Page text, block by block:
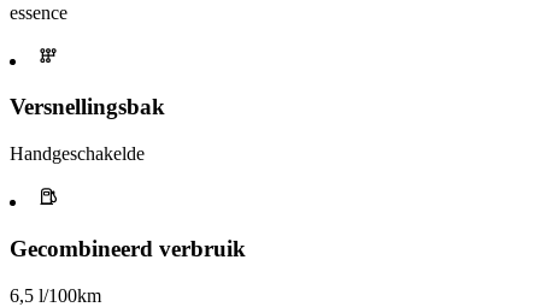
essence
Versnellingsbak
Handgeschakelde
Gecombineerd verbruik
6,5 l/100km